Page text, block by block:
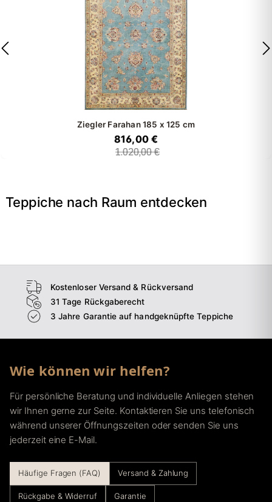
Ziegler Farahan 185 x 125 cm
816,00 €
1.020,00 €
Teppiche nach Raum entdecken
Wohnzimmer
Kostenloser Versand & Rückversand
31 Tage Rückgaberecht
3 Jahre Garantie auf handgeknüpfte Teppiche
Wie können wir helfen?
Für persönliche Beratung und individuelle Anliegen stehen
wir Ihnen gerne zur Seite. Kontaktieren Sie uns telefonisch
während unserer Öffnungszeiten oder senden Sie uns
jederzeit eine E-Mail.
Häufige Fragen (FAQ) Versand & Zahlung
Rückgabe & Widerruf Garantie